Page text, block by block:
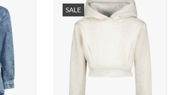
SALE